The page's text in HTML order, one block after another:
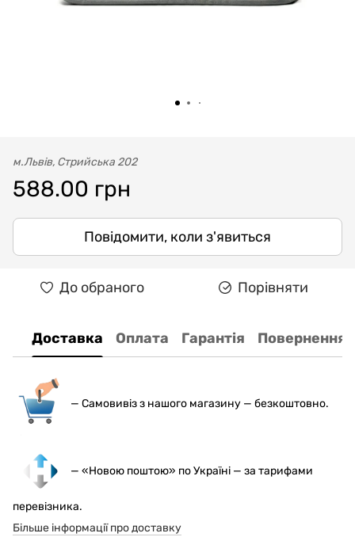
м.Львів, Стрийська 202
588.00 грн
Повідомити, коли з'явиться
До обраного Порівняти
Доставка Оплата Гарантія Повернення
— Самовивіз з нашого магазину — безкоштовно.
— «Новою поштою» по Україні — за тарифами
перевізника.
Більше інформації про доставку